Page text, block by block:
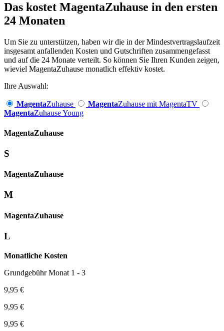
Das kostet MagentaZuhause in den ersten
24 Monaten
Um Sie zu unterstützen, haben wir die in der Mindestvertragslaufzeit
insgesamt anfallenden Kosten und Gutschriften zusammengefasst
und auf die 24 Monate verteilt. So können Sie Ihren Kunden zeigen,
wieviel MagentaZuhause monatlich effektiv kostet.
Ihre Auswahl:
MagentaZuhause MagentaZuhause mit MagentaTV
MagentaZuhause Young
Magenta­Zuhause
S
Magenta­Zuhause
M
Magenta­Zuhause
L
Monatliche Kosten
Grundgebühr Monat 1 - 3
9,95 €
9,95 €
9,95 €